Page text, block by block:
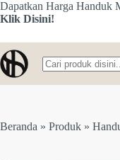
Skip
to
Dapatkan Harga Handuk
Klik Disini!
Beranda » Produk »